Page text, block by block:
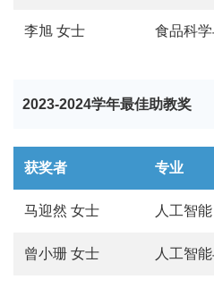
李旭 女士 食品科
2023-2024学年最佳助教奖
获奖者 专业
马迎然 女士 人工智能
曾小珊 女士 人工智